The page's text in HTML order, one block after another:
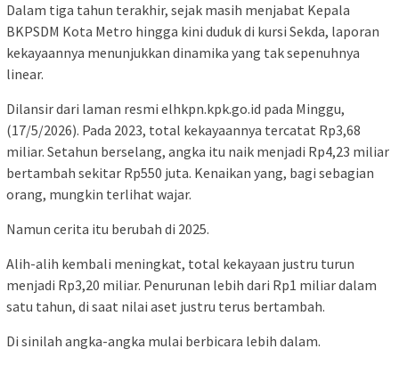
Dalam tiga tahun terakhir, sejak masih menjabat Kepala
BKPSDM Kota Metro hingga kini duduk di kursi Sekda, laporan
kekayaannya menunjukkan dinamika yang tak sepenuhnya
linear.
Dilansir dari laman resmi elhkpn.kpk.go.id pada Minggu,
(17/5/2026). Pada 2023, total kekayaannya tercatat Rp3,68
miliar. Setahun berselang, angka itu naik menjadi Rp4,23 miliar
bertambah sekitar Rp550 juta. Kenaikan yang, bagi sebagian
orang, mungkin terlihat wajar.
Namun cerita itu berubah di 2025.
Alih-alih kembali meningkat, total kekayaan justru turun
menjadi Rp3,20 miliar. Penurunan lebih dari Rp1 miliar dalam
satu tahun, di saat nilai aset justru terus bertambah.
Di sinilah angka-angka mulai berbicara lebih dalam.